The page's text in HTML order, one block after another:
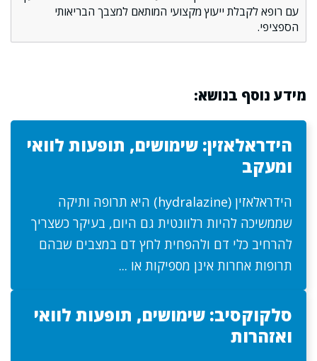
עם רופא לקבלת ייעוץ מקצועי המותאם למצבך הבריאותי
הספציפי.
מידע נוסף בנושא:
הידראלאזין: שימושים, תופעות לוואי
ומעקב
הידראלאזין (hydralazine) היא תרופה ותיקה
שממשיכה להיות רלוונטית גם היום, בעיקר כשצריך
להרחיב כלי דם ולהפחית לחץ דם במצבים שבהם
תרופות אחרות אינן מספיקות או ...
סלקוקסיב: שימושים, תופעות לוואי
ואזהרות